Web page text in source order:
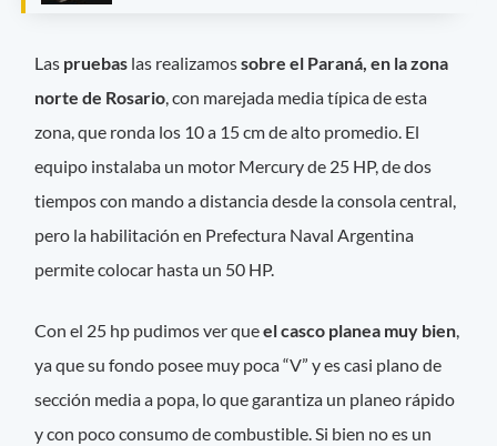
Las pruebas las realizamossobre el Paraná, en la zona
norte de Rosario, con marejada media típica de esta
zona, que ronda los 10 a 15 cm de alto promedio. El
equipo instalaba un motor Mercury de 25 HP, de dos
tiempos con mando a distancia desde la consola central,
pero la habilitación en Prefectura Naval Argentina
permite colocar hasta un 50 HP.
Con el 25 hp pudimos ver queel casco planea muy bien,
ya que su fondo posee muy poca “V” y es casi plano de
sección media a popa, lo que garantiza un planeo rápido
y con poco consumo de combustible. Si bien no es un